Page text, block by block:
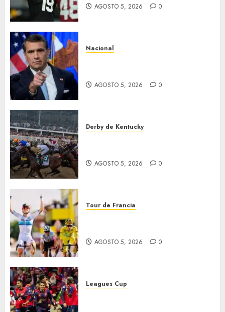
AGOSTO 5, 2026 0
Nacional
AGOSTO 5, 2026 0
Derby de Kentucky
AGOSTO 5, 2026 0
Tour de Francia
AGOSTO 5, 2026 0
Leagues Cup